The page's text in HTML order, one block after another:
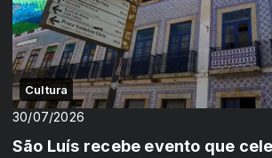
Cultura
30/07/2026
São Luís recebe evento que